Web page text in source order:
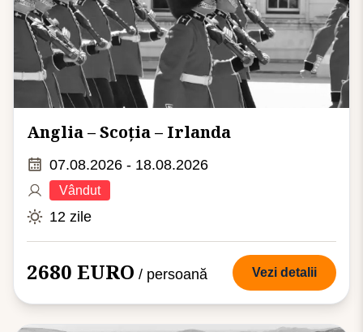
Anglia – Scoția – Irlanda
07.08.2026 - 18.08.2026
Vândut
12 zile
2680 EURO / persoană Vezi detalii